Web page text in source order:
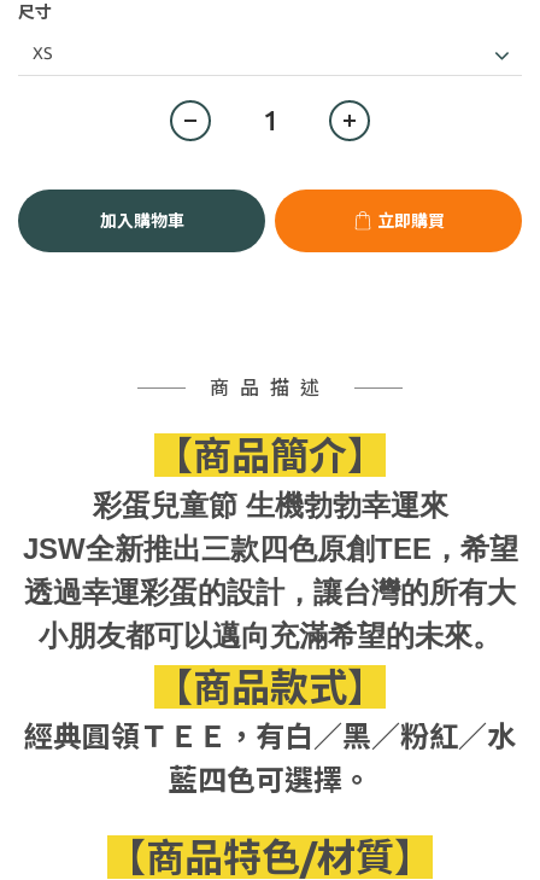
尺寸
加入購物車 立即購買
商品描述
【商品簡介】
彩蛋兒童節 生機勃勃幸運來
JSW全新推出三款四色原創TEE，希望
透過幸運彩蛋的設計，讓台灣的所有大
小朋友都可以邁向充滿希望的未來。
【商品款式】
經典圓領ＴＥＥ，有白／黑／粉紅／水
藍四色可選擇。
【商品特色/材質】